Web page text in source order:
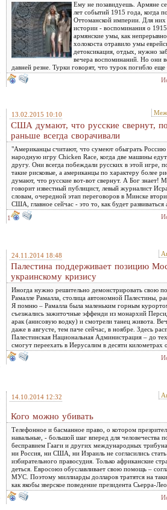
Ему не позавидуешь. Армяне
лет событий 1915 года, когда
Оттоманской империи. Для
истории - воспоминания о
армянские умы, как
холокоста отравило умы
детоксикация, отдых, нужно
вечера воспоминаний. Но они
давней резне. Турки говорят, что турок погибло еще
13.02.2015 10:10
США думают, что русские свернут,
раньше всегда сворачивали
"Американцы считают, что сумеют обыграть
народную игру Chicken Race, когда две машины
другу. Они всегда побеждали русских в этой игре,
такие рисковые, а американцы по характеру более
думают, что русские вот-вот свернут. А Бог знает!
говорит известный публицист, левый журналист
словам, очередной этап переговоров в Минске
США, главное сейчас - это то, как будет развиваться
1
24.11.2014 18:48
Палестина поддерживает позицию
украинскому кризису
Иногда нужно решительно демонстрировать свою
Рамалле Рамалла, столица автономной Палестины,
Я помню – Рамалла была маленьким горным
съезжались зажиточные эффенди из монархий
арак (анисовую водку) и смотрели танец живота.
даже в августе, тем паче сейчас, в ноябре. Здесь
Палестинская Национальная Администрация – до
смогут переехать в Иерусалим в десяти километрах
14.10.2014 12:32
Кого можно убивать
Телефонное и басманное право, о котором
навальные, - большой шаг вперед для человечества
бесправием Гааги и других международных
ни Россия, ни США, ни Израиль не согласились
избирательного правосудия. Только африканские
деться. Евросоюз обуславливает свою помощь –
МУС. Поэтому миллиарды долларов тратятся на
как якобы зверское поведение президента Сьерра-